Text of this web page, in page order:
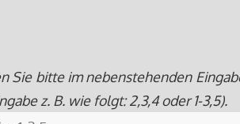
Sie bitte im nebenstehenden
z. B. wie folgt: 2,3,4 oder 1-3,5).